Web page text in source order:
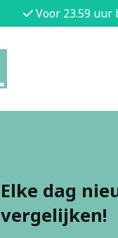
Voor 23.59
Elke dag
vergelijken!